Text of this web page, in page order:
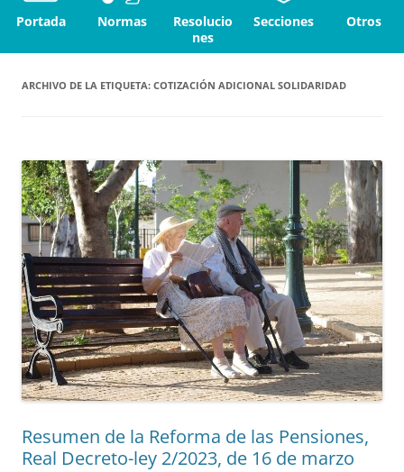
Portada Normas
Resolucio
nes
Secciones Otros
ARCHIVO DE LA ETIQUETA: COTIZACIÓN ADICIONAL SOLIDARIDAD
Resumen de la Reforma de las Pensiones,
Real Decreto-ley 2/2023, de 16 de marzo